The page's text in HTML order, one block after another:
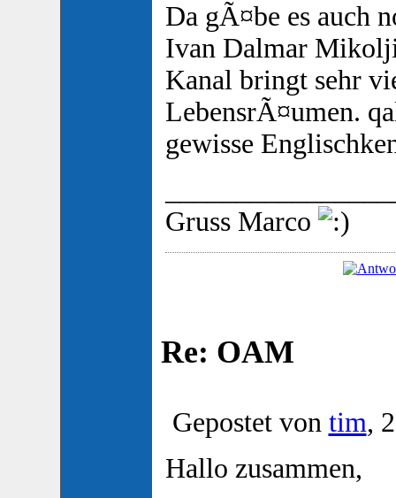
Da gÃ¤be es auch
Ivan Dalmar
Kanal bringt sehr
LebensrÃ¤umen.
gewisse
Gruss Marco
Re: OAM
Gepostet von tim,
Hallo zusammen,